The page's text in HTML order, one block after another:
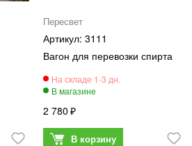
Пересвет
3111
Вагон для перевозки спирта
2 780